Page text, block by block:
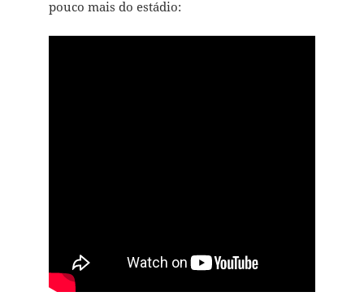
pouco mais do estádio: